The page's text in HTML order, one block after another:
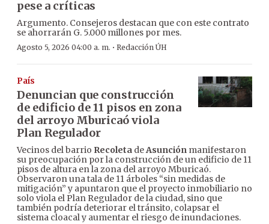
pese a críticas
Argumento. Consejeros destacan que con este contrato
se ahorrarán G. 5.000 millones por mes.
Agosto 5, 2026 04:00 a. m. · Redacción ÚH
País
Denuncian que construcción
de edificio de 11 pisos en zona
del arroyo Mburicaó viola
Plan Regulador
Vecinos del barrio Recoleta deAsunción manifestaron
su preocupación por la construcción de un edificio de 11
pisos de altura en la zona del arroyo Mburicaó.
Observaron una tala de 11 árboles “sin medidas de
mitigación” y apuntaron que el proyecto inmobiliario no
solo viola el Plan Regulador de la ciudad, sino que
también podría deteriorar el tránsito, colapsar el
sistema cloacal y aumentar el riesgo de inundaciones.